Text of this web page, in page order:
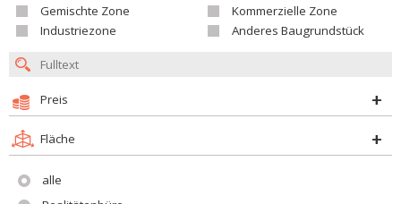
Gemischte Zone
Kommerzielle Zone
Industriezone
Anderes Baugrundstück
Preis
Fläche
alle